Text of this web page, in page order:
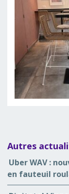
Autres
Uber WAV :
en fauteuil